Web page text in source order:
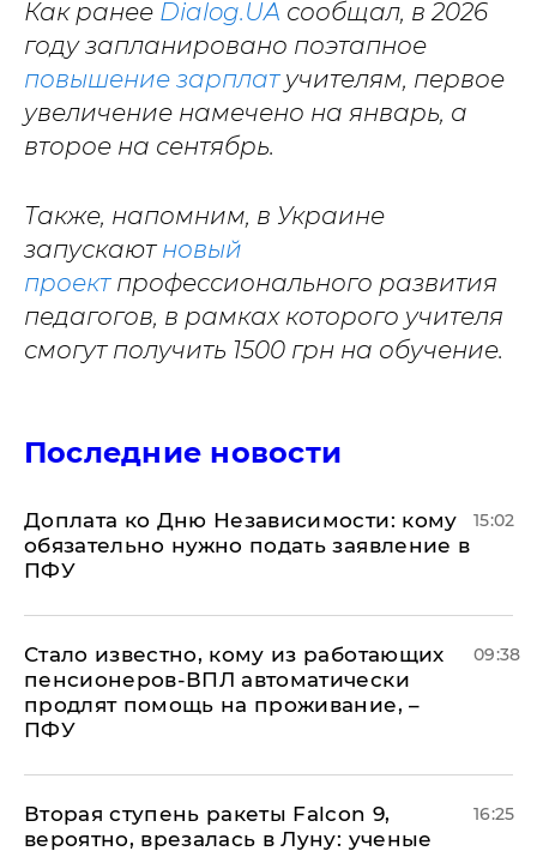
Как ранее Dialog.UA сообщал, в 2026
году запланировано поэтапное
повышение зарплатучителям, первое
увеличение намечено на январь, а
второе на сентябрь.
Также, напомним, в Украине
запускаютновый
проект профессионального развития
педагогов, в рамках которого учителя
смогут получить 1500 грн на обучение.
Последние новости
Доплата ко Дню Независимости: кому
обязательно нужно подать заявление в
ПФУ
15:02
Стало известно, кому из работающих
пенсионеров-ВПЛ автоматически
продлят помощь на проживание, –
ПФУ
09:38
Вторая ступень ракеты Falcon 9,
вероятно, врезалась в Луну: ученые
16:25